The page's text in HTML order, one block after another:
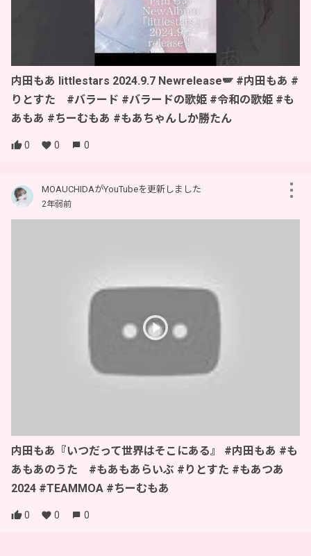
内田もあ littlestars 2024.9.7 Newrelease🪽 #内田もあ #
りとすた #バラード #バラードの歌姫 #令和の歌姫 #も
あもあ #ちーむもあ #もあちゃんしか勝たん
0 0 0
MOAUCHIDAがYouTubeを更新しました
2年弱前
内田もあ『いつだって世界はそこにある』 #内田もあ #も
あもあのうた #もあもあらいぶ #りとすた #もあつあ
2024 #TEAMMOA #ちーむもあ
0 0 0